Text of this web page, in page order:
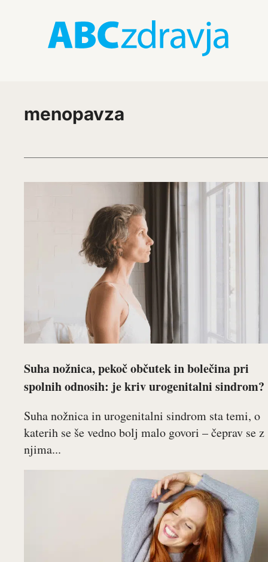
menopavza
Suha nožnica, pekoč občutek in bolečina pri
spolnih odnosih: je kriv urogenitalni sindrom?
Suha nožnica in urogenitalni sindrom sta temi, o
katerih se še vedno bolj malo govori – čeprav se z
njima...